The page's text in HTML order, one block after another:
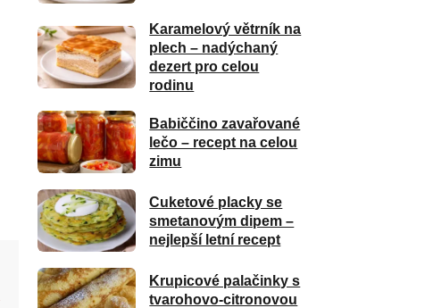
Karamelový větrník na
plech – nadýchaný
dezert pro celou
rodinu
Babiččino zavařované
lečo – recept na celou
zimu
Cuketové placky se
smetanovým dipem –
nejlepší letní recept
Krupicové palačinky s
tvarohovo-citronovou